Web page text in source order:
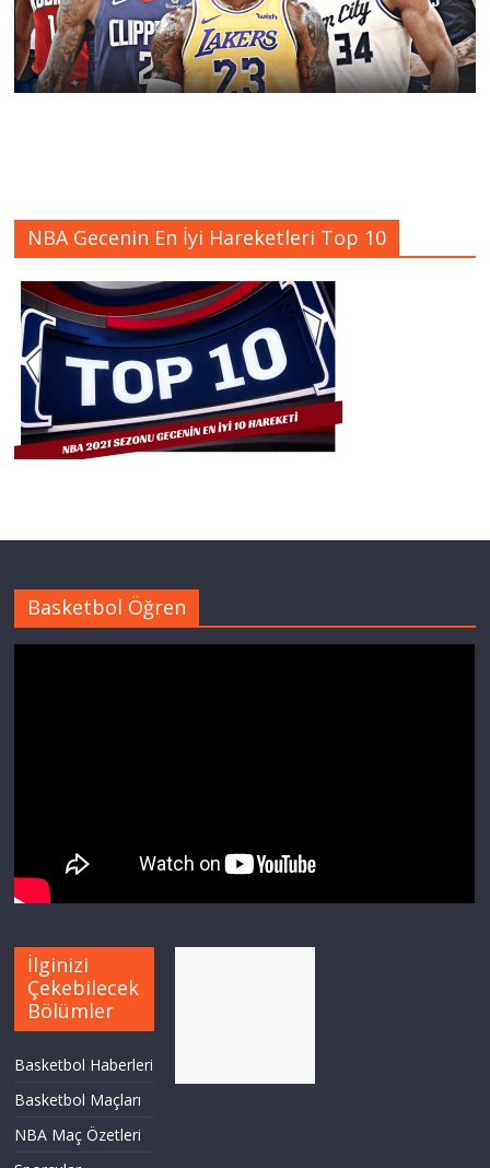
NBA Gecenin En İyi Hareketleri Top 10
Basketbol Öğren
İlginizi
Çekebilecek
Bölümler
Basketbol Haberleri
Basketbol Maçları
NBA Maç Özetleri